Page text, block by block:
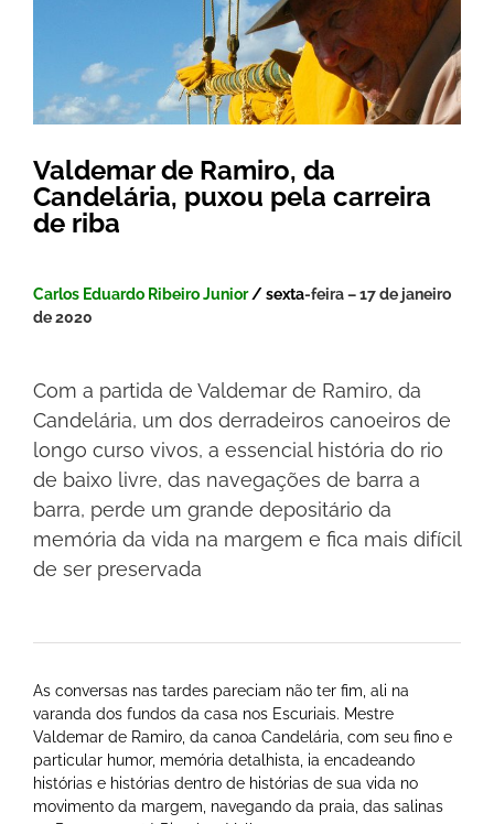
Valdemar de Ramiro, da
Candelária, puxou pela carreira
de riba
Carlos Eduardo Ribeiro Junior/ sexta-feira – 17 de janeiro
de 2020
Com a partida de Valdemar de Ramiro, da
Candelária, um dos derradeiros canoeiros de
longo curso vivos, a essencial história do rio
de baixo livre, das navegações de barra a
barra, perde um grande depositário da
memória da vida na margem e fica mais difícil
de ser preservada
As conversas nas tardes pareciam não ter fim, ali na
varanda dos fundos da casa nos Escuriais. Mestre
Valdemar de Ramiro, da canoa Candelária, com seu fino e
particular humor, memória detalhista, ia encadeando
histórias e histórias dentro de histórias de sua vida no
movimento da margem, navegando da praia, das salinas